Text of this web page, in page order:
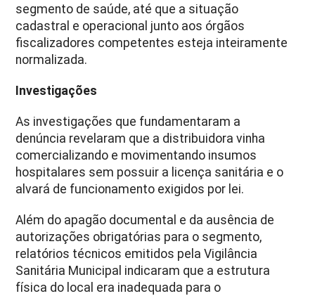
segmento de saúde, até que a situação
cadastral e operacional junto aos órgãos
fiscalizadores competentes esteja inteiramente
normalizada.
Investigações
As investigações que fundamentaram a
denúncia revelaram que a distribuidora vinha
comercializando e movimentando insumos
hospitalares sem possuir a licença sanitária e o
alvará de funcionamento exigidos por lei.
Além do apagão documental e da ausência de
autorizações obrigatórias para o segmento,
relatórios técnicos emitidos pela Vigilância
Sanitária Municipal indicaram que a estrutura
física do local era inadequada para o